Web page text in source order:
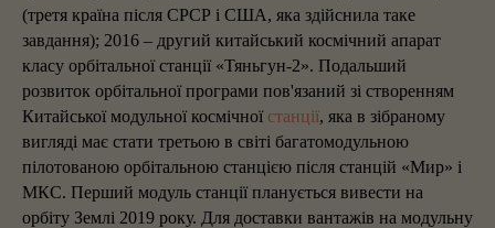
(третя країна після СРСР і США, яка здійснила таке
завдання); 2016 – другий китайський космічний апарат
класу орбітальної станції «Тяньгун-2». Подальший
розвиток орбітальної програми пов'язаний зі створенням
Китайської модульної космічної станції, яка в зібраному
вигляді має стати третьою в світі багатомодульною
пілотованою орбітальною станцією після станцій «Мир» і
МКС. Перший модуль станції планується вивести на
орбіту Землі 2019 року. Для доставки вантажів на модульну